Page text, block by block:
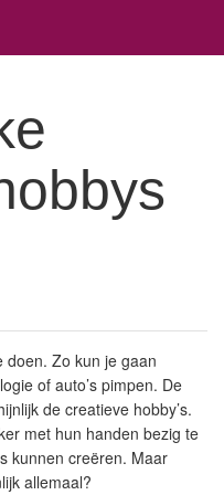
doen. Zo kun je gaan
of auto’s pimpen. De
de creatieve hobby’s.
met hun handen bezig te
kunnen creëren. Maar
allemaal?